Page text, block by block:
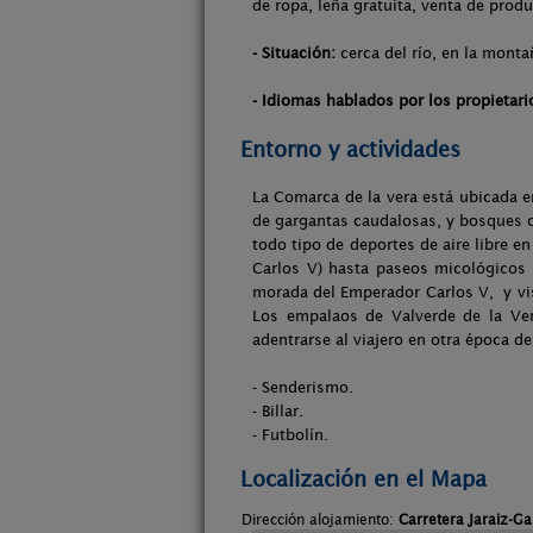
de ropa, leña gratuita, venta de
- Situación: cerca del río, en la
- Idiomas hablados por los
Entorno y actividades
La Comarca de la vera está ubicada
de gargantas caudalosas, y
todo tipo de deportes de aire libre
Carlos V) hasta paseos
morada del Emperador Carlos V, y
Los empalaos de Valverde de la
adentrarse al viajero en otra época
- Senderismo.
- Billar.
- Futbolín.
Localización en el Mapa
Dirección alojamiento: Carretera Jaraiz-